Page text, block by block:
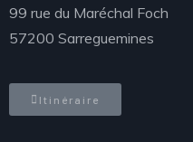
99 rue du Maréchal Foch
57200 Sarreguemines
Itinéraire